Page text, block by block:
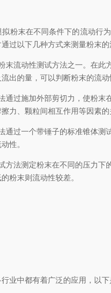
拟粉末在不同条件下的流动行
过以下几种方式来测量粉末的
流动性测试方法之一。在此
出的量，可以判断粉末的流
过施加外部剪切力，使粉末
力、颗粒间相互作用等因素的
过一个带锤子的标准锥体测
性。
法测定粉末在不同的压力下
粉末则流动性较差。
中都有着广泛的应用，以下